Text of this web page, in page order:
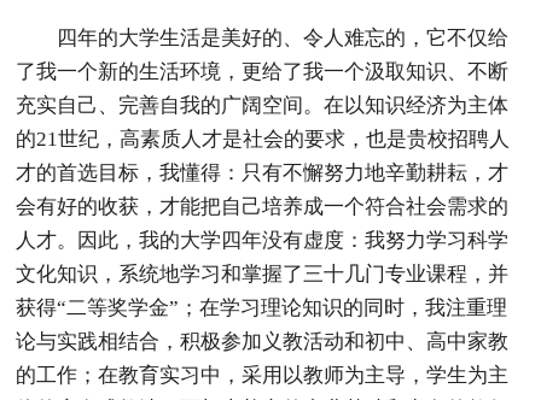
四年的大学生活是美好的、令人难忘的，它不仅给
了我一个新的生活环境，更给了我一个汲取知识、不断
充实自己、完善自我的广阔空间。在以知识经济为主体
的21世纪，高素质人才是社会的要求，也是贵校招聘人
才的首选目标，我懂得：只有不懈努力地辛勤耕耘，才
会有好的收获，才能把自己培养成一个符合社会需求的
人才。因此，我的大学四年没有虚度：我努力学习科学
文化知识，系统地学习和掌握了三十几门专业课程，并
获得“二等奖学金”；在学习理论知识的同时，我注重理
论与实践相结合，积极参加义教活动和初中、高中家教
的工作；在教育实习中，采用以教师为主导，学生为主